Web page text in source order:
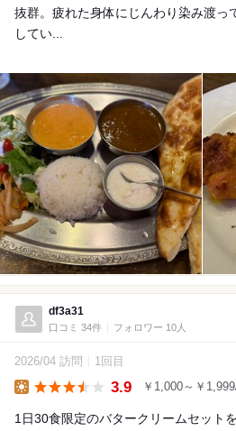
抜群。疲れた身体にじんわり染み渡っ
してい...
df3a31
口コミ 34件 フォロワー 10人
2026/04 訪問 1回目
3.9 ￥1,000～￥
1日30食限定のバタークリームセットを